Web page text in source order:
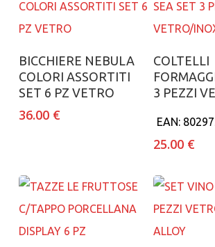
Aggiungi al carrello
BICCHIERE NEBULA
COLORI ASSORTITI
SET 6 PZ VETRO
36.00 €
COLTELLI
3 PEZZI
EAN:
25.00 €